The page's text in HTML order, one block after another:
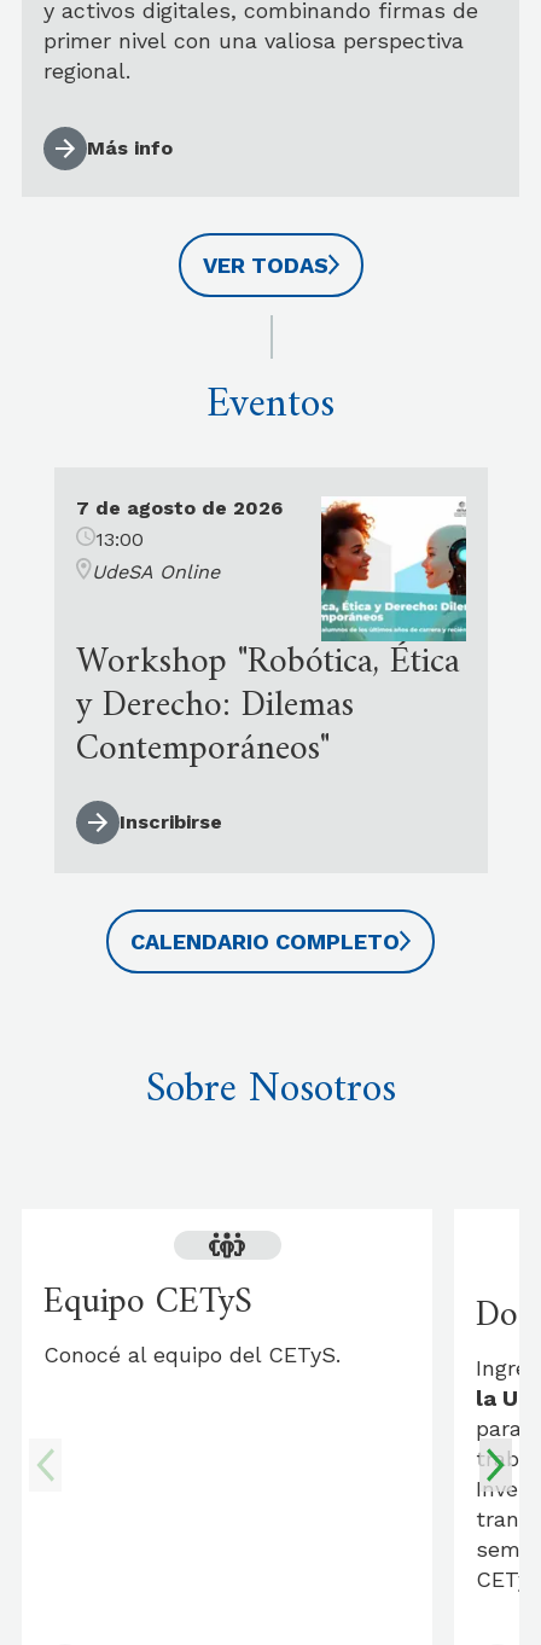
Viecens
y activos digitales, combinando firmas de
primer nivel con una valiosa perspectiva
regional.
Más info
VER TODAS
Eventos
7 de agosto de 2026
13:00
UdeSA Online
Workshop "Robótica, Ética
y Derecho: Dilemas
Contemporáneos"
Inscribirse
CALENDARIO COMPLETO
Sobre Nosotros
Equipo CETyS
Conocé al equipo del CETyS.
la
para